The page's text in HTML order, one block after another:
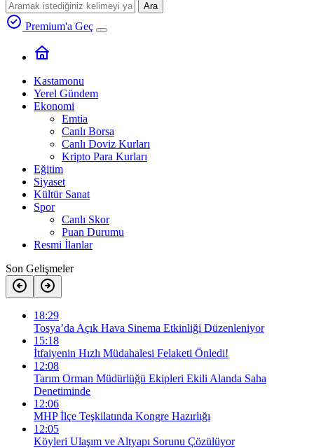
Ara
Premium'a Geç
Kastamonu
Yerel Gündem
Ekonomi
Emtia
Canlı Borsa
Canlı Doviz Kurları
Kripto Para Kurları
Eğitim
Siyaset
Kültür Sanat
Spor
Canlı Skor
Puan Durumu
Resmi İlanlar
Son Gelişmeler
18:29
Tosya’da Açık Hava Sinema Etkinliği Düzenleniyor
15:18
İtfaiyenin Hızlı Müdahalesi Felaketi Önledi!
12:08
Tarım Orman Müdürlüğü Ekipleri Ekili Alanda Saha
Denetiminde
12:06
MHP İlçe Teşkilatında Kongre Hazırlığı
12:05
Köyleri Ulaşım ve Altyapı Sorunu Çözülüyor